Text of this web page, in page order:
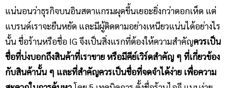
แน่นอนว่าธุรกิจบนอินสตาแกรมผุดขึ้นเยอะยิ่งกว่าดอกเห็ด แต่
แบรนด์เราจะยืนหยัด และมีผู้ติดตามอย่างเหนียวแน่นได้อย่างไร
นั้น ชื่อร้านหรือชื่อ IG จึงเป็นสิ่งแรกที่ต้องให้ความสำคัญควรเป็น
ชื่อที่บ่งบอกถึงสินค้าที่เราขาย หรือมีคีย์เวิร์ดสำคัญ ๆ ที่เกี่ยวข้อง
กับสินค้านั้น ๆ และที่สำคัญควรเป็นชื่อที่จดจำได้ง่าย เพื่อความ